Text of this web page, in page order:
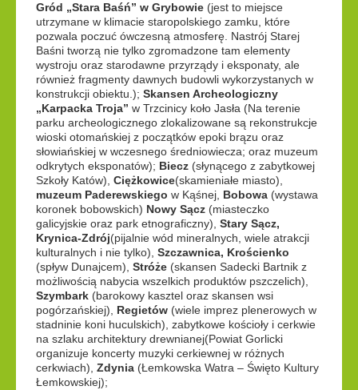
Gród „Stara Baśń” w Grybowie (jest to miejsce
utrzymane w klimacie staropolskiego zamku, które
pozwala poczuć ówczesną atmosferę. Nastrój Starej
Baśni tworzą nie tylko zgromadzone tam elementy
wystroju oraz starodawne przyrządy i eksponaty, ale
również fragmenty dawnych budowli wykorzystanych w
konstrukcji obiektu.); Skansen Archeologiczny
„Karpacka Troja” w Trzcinicy koło Jasła (Na terenie
parku archeologicznego zlokalizowane są rekonstrukcje
wioski otomańskiej z początków epoki brązu oraz
słowiańskiej w wczesnego średniowiecza; oraz muzeum
odkrytych eksponatów); Biecz (słynącego z zabytkowej
Szkoły Katów), Ciężkowice(skamieniałe miasto),
muzeum Paderewskiego w Kąśnej, Bobowa (wystawa
koronek bobowskich) Nowy Sącz (miasteczko
galicyjskie oraz park etnograficzny), Stary Sącz,
Krynica-Zdrój(pijalnie wód mineralnych, wiele atrakcji
kulturalnych i nie tylko), Szczawnica, Krościenko
(spływ Dunajcem), Stróże (skansen Sadecki Bartnik z
możliwością nabycia wszelkich produktów pszczelich),
Szymbark (barokowy kasztel oraz skansen wsi
pogórzańskiej), Regietów (wiele imprez plenerowych w
stadninie koni huculskich), zabytkowe kościoły i cerkwie
na szlaku architektury drewnianej(Powiat Gorlicki
organizuje koncerty muzyki cerkiewnej w różnych
cerkwiach), Zdynia (Łemkowska Watra – Święto Kultury
Łemkowskiej);